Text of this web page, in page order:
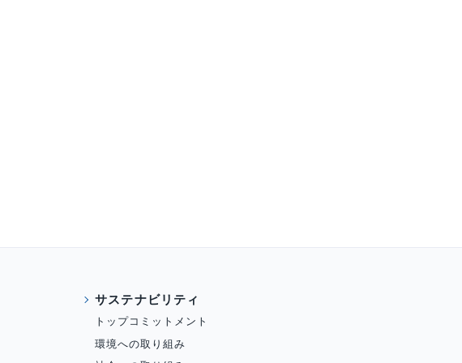
サステナビリティ
トップコミットメント
環境への取り組み